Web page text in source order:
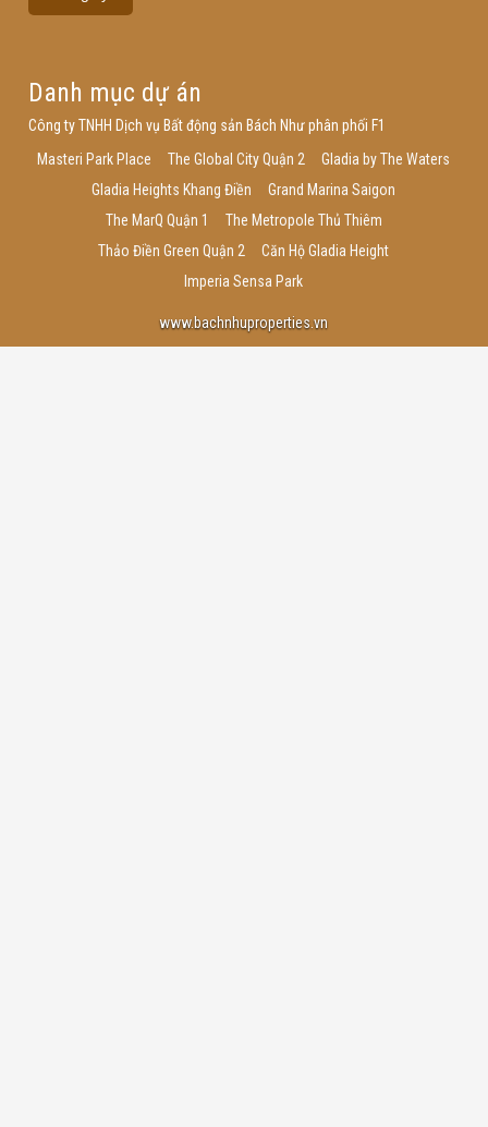
Danh mục dự án
Công ty TNHH Dịch vụ Bất động sản Bách Như phân phối F1
Masteri Park Place
The Global City Quận 2
Gladia by The Waters
Gladia Heights Khang Điền
Grand Marina Saigon
The MarQ Quận 1
The Metropole Thủ Thiêm
Thảo Điền Green Quận 2
Căn Hộ Gladia Height
Imperia Sensa Park
www.bachnhuproperties.vn